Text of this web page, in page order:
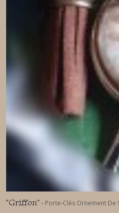
"Griffon" - Porte-Clés Ornement De